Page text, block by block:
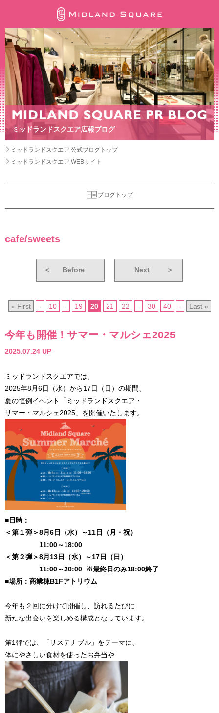
ミッドランドスクエア広報ブログ
ミッドランドスクエア 公式ブログトップ
ミッドランドスクエア WEBサイト
ブログトップ
cafe/sweets
« First
＜ Before
- 10 - 19 20 21 22 - 30 40 -
Next ＞
Last »
今年も開催！サマー・マルシェ2025
2025.07.24 UP
ミッドランドスクエアでは、
2025年8月6日（水）から17日（日）の期間、
夏の恒例イベント「ミッドランドスクエア・
サマー・マルシェ2025」を開催いたします。
■日時：
＜第１弾＞8月6日（水）～11日（月・祝）
11:00～18:00
＜第２弾＞8月13日（水）～17日（日）
11:00～20:00 ※最終日のみ18:00終了
■場所：商業棟B1Fアトリウム
今年も２回に分けて開催し、訪れるたびに
新たな出会いを楽しめる構成となっています。
第1弾では、「サステナブル」をテーマに、
体にやさしい食材を使ったお弁当や